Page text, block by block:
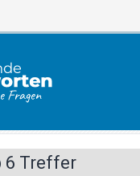
6 Treffer